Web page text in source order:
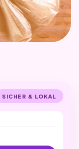
SICHER & LOKAL